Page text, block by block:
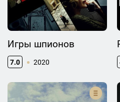
Игры шпионов
7.0 2020